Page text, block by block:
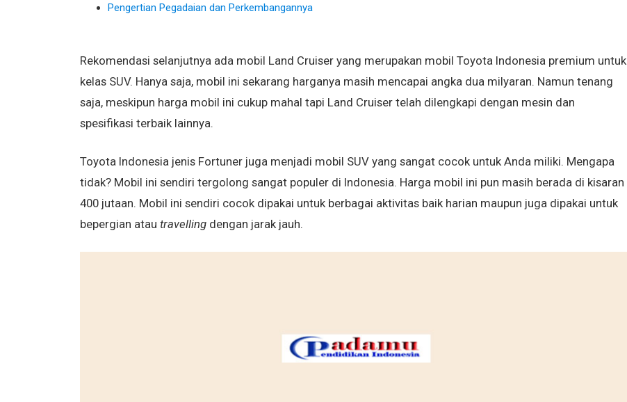
Pengertian Pegadaian dan Perkembangannya
Rekomendasi selanjutnya ada mobil Land Cruiser yang merupakan mobil Toyota Indonesia premium untuk
kelas SUV. Hanya saja, mobil ini sekarang harganya masih mencapai angka dua milyaran. Namun tenang
saja, meskipun harga mobil ini cukup mahal tapi Land Cruiser telah dilengkapi dengan mesin dan
spesifikasi terbaik lainnya.
Toyota Indonesia jenis Fortuner juga menjadi mobil SUV yang sangat cocok untuk Anda miliki. Mengapa
tidak? Mobil ini sendiri tergolong sangat populer di Indonesia. Harga mobil ini pun masih berada di kisaran
400 jutaan. Mobil ini sendiri cocok dipakai untuk berbagai aktivitas baik harian maupun juga dipakai untuk
bepergian atau travellingdengan jarak jauh.